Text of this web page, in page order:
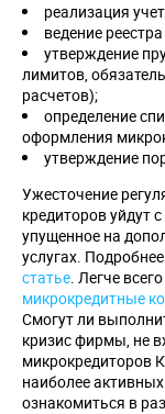
реализация
ведение
утверждение
лимитов,
расчетов);
определение
оформления
утверждение
Ужесточение
кредиторов уйдут
упущенное на
услугах.
статье. Легче
микрокредитные
Смогут ли
кризис фирмы, не
микрокредиторов
наиболее
ознакомиться в